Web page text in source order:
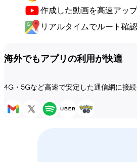
作成した動画を高速アッ
リアルタイムでルート確認
海外でもアプリの利用が快適
4G・5Gなど高速で安定した通信網に接